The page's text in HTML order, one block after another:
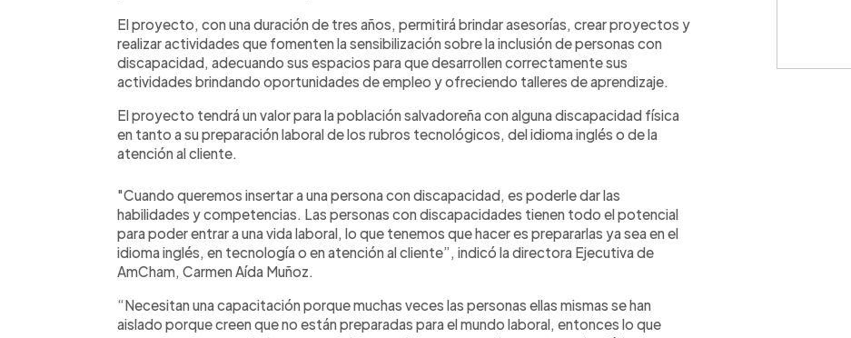
El proyecto, con una duración de tres años, permitirá brindar asesorías, crear proyectos y
realizar actividades que fomenten la sensibilización sobre la inclusión de personas con
discapacidad, adecuando sus espacios para que desarrollen correctamente sus
actividades brindando oportunidades de empleo y ofreciendo talleres de aprendizaje.
El proyecto tendrá un valor para la población salvadoreña con alguna discapacidad física
en tanto a su preparación laboral de los rubros tecnológicos, del idioma inglés o de la
atención al cliente.
"Cuando queremos insertar a una persona con discapacidad, es poderle dar las
habilidades y competencias. Las personas con discapacidades tienen todo el potencial
para poder entrar a una vida laboral, lo que tenemos que hacer es prepararlas ya sea en el
idioma inglés, en tecnología o en atención al cliente”, indicó la directora Ejecutiva de
AmCham, Carmen Aída Muñoz.
“Necesitan una capacitación porque muchas veces las personas ellas mismas se han
aislado porque creen que no están preparadas para el mundo laboral, entonces lo que